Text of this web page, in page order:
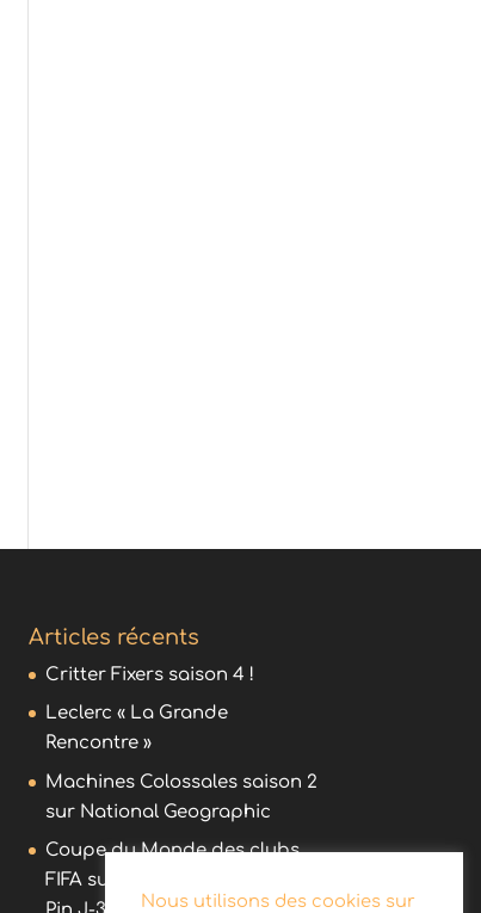
Articles récents
Critter Fixers saison 4 !
Leclerc « La Grande
Rencontre »
Machines Colossales saison 2
sur National Geographic
Coupe du Monde des clubs
FIFA sur DAZN avec Olivier
Nous utilisons des cookies sur